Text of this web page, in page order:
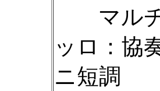
マル
ッロ：協
ニ短調